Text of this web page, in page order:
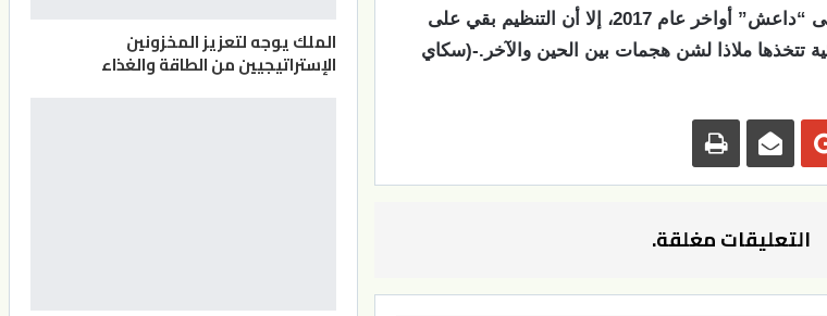
يذكر أن العراق أعلن الانتصار على “داعش” أواخر عام 2017، إلا أن التنظيم بقي على
تتخذها ملاذا لشن هجمات بين الحين والآخر.-(سكاي
التعليقات مغلقة.
الملك يوجه لتعزيز المخزونين
الإستراتيجيين من الطاقة والغذاء